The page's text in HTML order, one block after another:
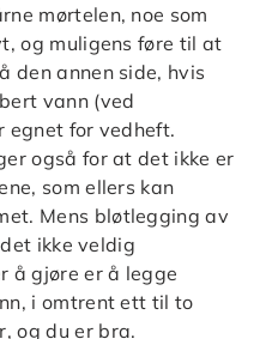
mørtelen, noe som
og muligens føre til at
den annen side, hvis
vann (ved
egnet for vedheft.
også for at det ikke er
som ellers kan
Mens bløtlegging av
ikke veldig
å gjøre er å legge
i omtrent ett til to
og du er bra.